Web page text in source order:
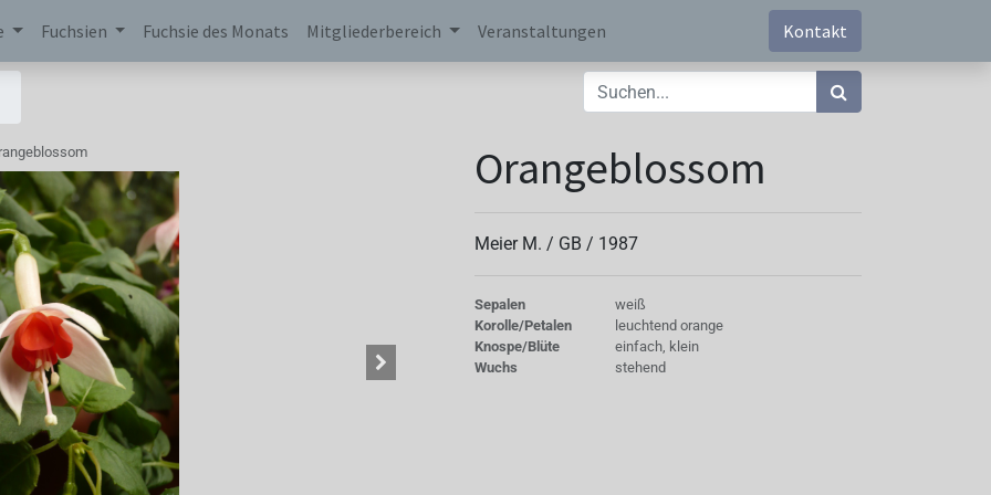
Fuchsien Fuchsie des Monats Mitgliederbereich Veranstaltungen Kontakt
Orangeblossom
Meier M. / GB / 1987
Sepalen
weiß
Korolle/Petalen
leuchtend orange
Knospe/Blüte
einfach, klein
Wuchs
stehend